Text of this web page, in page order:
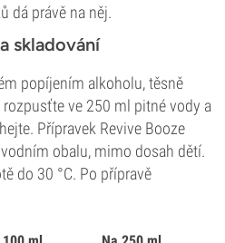
dá právě na něj.
skladování
popíjením alkoholu, těsně
ve 250 ml pitné vody a
Přípravek Revive Booze
obalu, mimo dosah dětí.
do 30 °C. Po přípravě